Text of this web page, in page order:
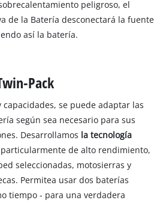
peligroso, el
de la Batería desconectará la fuente
así la batería.
Pack
se puede adaptar las
según sea necesario para sus
Desarrollamos la tecnología
de alto rendimiento,
seleccionadas, motosierras y
Permitea usar dos baterías
tiempo - para una verdadera